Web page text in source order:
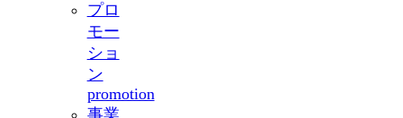
プロ
モー
ショ
ン
promotion